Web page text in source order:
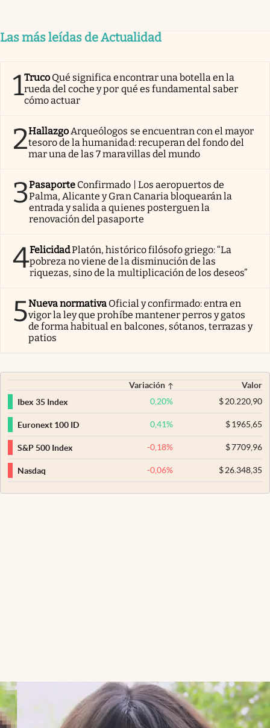
Las más leídas de Actualidad
1Truco Qué significa encontrar una botella en la
rueda del coche y por qué es fundamental saber
cómo actuar
2HallazgoArqueólogos se encuentran con el mayor
tesoro de la humanidad: recuperan del fondo del
mar una de las 7 maravillas del mundo
3Pasaporte Confirmado | Los aeropuertos de
Palma, Alicante y Gran Canaria bloquearán la
entrada y salida a quienes posterguen la
renovación del pasaporte
4FelicidadPlatón, histórico filósofo griego: “La
pobreza no viene de la disminución de las
riquezas, sino de la multiplicación de los deseos”
5Nueva normativa Oficial y confirmado: entra en
vigor la ley que prohíbe mantener perros y gatos
de forma habitual en balcones, sótanos, terrazas y
patios
Variación
Valor
Ibex 35 Index
0,20% $20.220,90
Euronext 100 ID 0,41% $1965,65
S&P 500 Index -0,18% $7709,96
Nasdaq -0,06% $26.348,35